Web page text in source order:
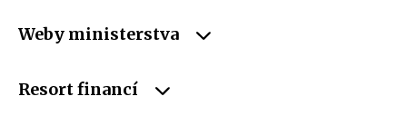
Weby ministerstva
Resort financí